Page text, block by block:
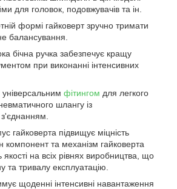
для головок, подовжувачів та ін.
формі гайковерт зручно тримати
балансування.
бічна ручка забезпечує кращу
при виконанні інтенсивних
фітингом для легкого
шлангу із
гайковерта підвищує міцність
компонент та механізм гайковерта
на всіх рівнях виробництва, що
та тривалу експлуатацію.
щоденні інтенсивні навантаження